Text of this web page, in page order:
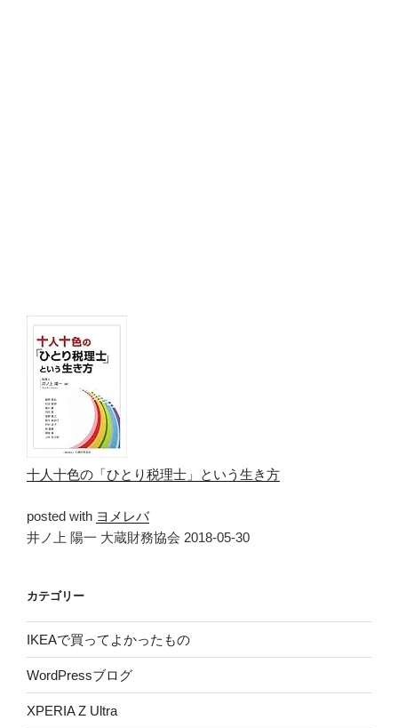
十人十色の「ひとり税理士」という生き方
posted with ヨメレバ
井ノ上 陽一 大蔵財務協会 2018-05-30
カテゴリー
IKEAで買ってよかったもの
WordPressブログ
XPERIA Z Ultra